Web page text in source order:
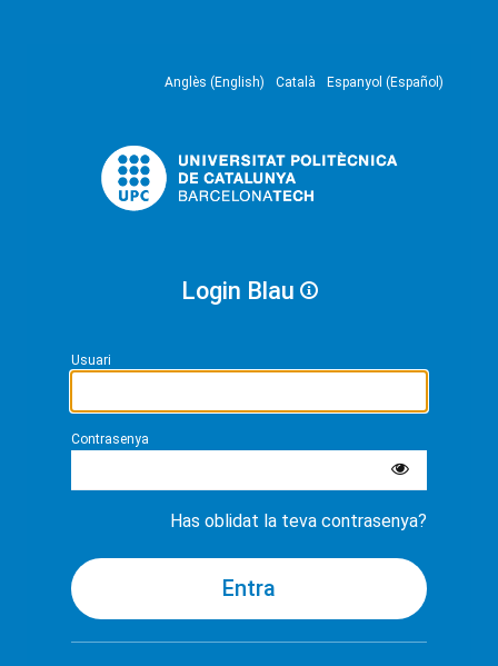
Anglès (English) Català Espanyol (Español)
Login Blau
Usuari
Contrasenya
Has oblidat la teva contrasenya?